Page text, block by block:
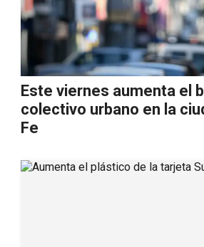
Este viernes aumenta el
colectivo urbano en la
Fe